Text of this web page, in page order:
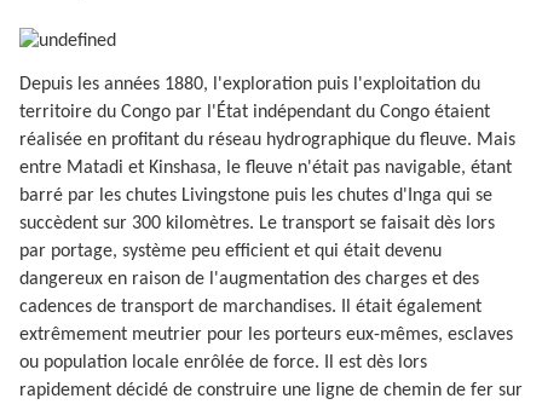
Depuis les années 1880, l'exploration puis l'exploitation du
territoire du Congo par l'État indépendant du Congo étaient
réalisée en profitant du réseau hydrographique du fleuve. Mais
entre Matadi et Kinshasa, le fleuve n'était pas navigable, étant
barré par les chutes Livingstone puis les chutes d'Inga qui se
succèdent sur 300 kilomètres. Le transport se faisait dès lors
par portage, système peu efficient et qui était devenu
dangereux en raison de l'augmentation des charges et des
cadences de transport de marchandises. Il était également
extrêmement meutrier pour les porteurs eux-mêmes, esclaves
ou population locale enrôlée de force. Il est dès lors
rapidement décidé de construire une ligne de chemin de fer sur